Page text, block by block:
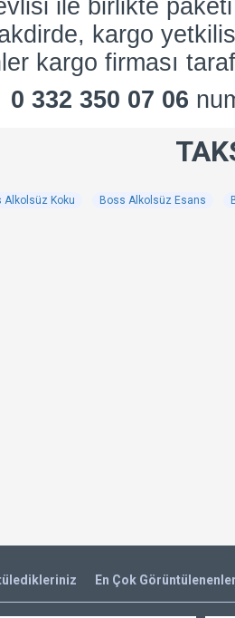
ile birlikte
kargo
kargo firması
0 332 350 07 06
Alkolsüz Koku Boss Alkolsüz Esans
En Çok Görüntülenenler